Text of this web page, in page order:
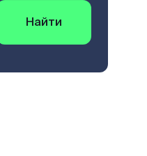
Найти